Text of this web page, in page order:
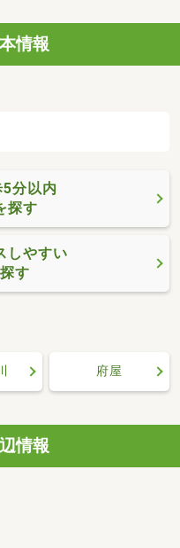
情報
分以内
探す
しやすい
す
府屋
情報